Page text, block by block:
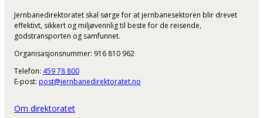
Jernbanedirektoratet skal sørge for at jernbanesektoren blir drevet
effektivt, sikkert og miljøvennlig til beste for de reisende,
godstransporten og samfunnet.
Organisasjonsnummer: 916 810 962
Telefon: 459 78 800
E-post: post@jernbanedirektoratet.no
Om direktoratet